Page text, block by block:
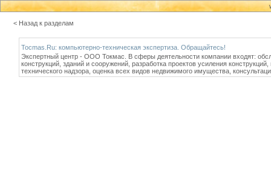
< Назад к разделам
Tocmas.Ru: компьютерно-техническая экспертиза. Обращайтесь!
Экспертный центр - ООО Токмас. В сферы деятельности компании входят:
конструкций, зданий и сооружений, разработка проектов усиления
технического надзора, оценка всех видов недвижимого имущества,